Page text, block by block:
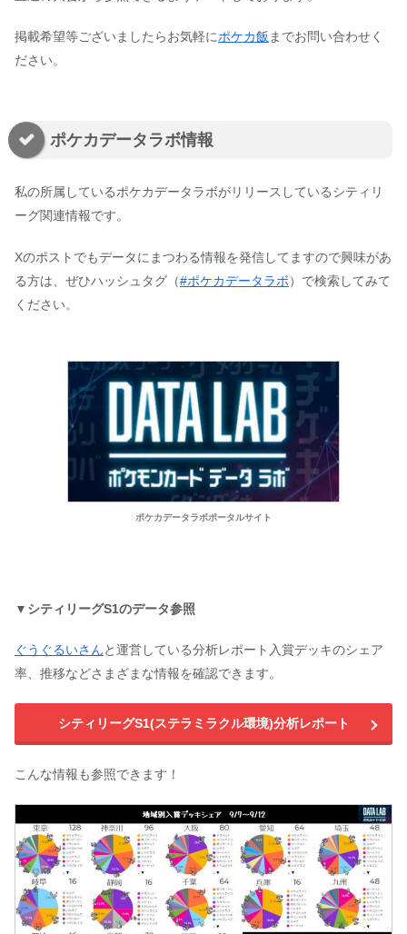
掲載希望等ございましたらお気軽にポケカ飯までお問い合わせく
ださい。
ポケカデータラボ情報
私の所属しているポケカデータラボがリリースしているシティリ
ーグ関連情報です。
Xのポストでもデータにまつわる情報を発信してますので興味があ
る方は、ぜひハッシュタグ（#ポケカデータラボ）で検索してみて
ください。
ポケカデータラボポータルサイト
▼シティリーグS1のデータ参照
ぐうぐるいさんと運営している分析レポート入賞デッキのシェア
率、推移などさまざまな情報を確認できます。
シティリーグS1(ステラミラクル環境)分析レポート
こんな情報も参照できます！